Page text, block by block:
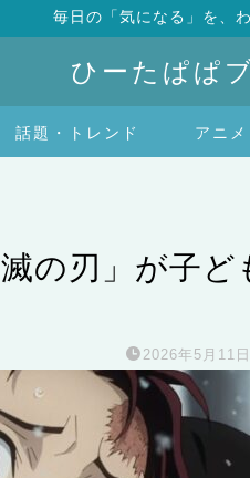
毎日の「気になる」を、
ひーたぱぱ
話題・トレンド アニ
の刃」が子ど
2026年5月11日